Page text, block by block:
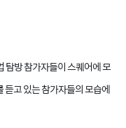
탐방 참가자들이 스퀘어에 모
듣고 있는 참가자들의 모습에